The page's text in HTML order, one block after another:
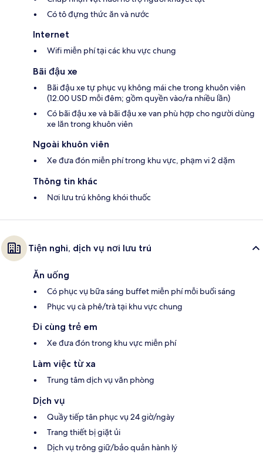
Có tô đựng thức ăn và nước
Internet
Wifi miễn phí tại các khu vực chung
Bãi đậu xe
Bãi đậu xe tự phục vụ không mái che trong khuôn viên
(12.00 USD mỗi đêm; gồm quyền vào/ra nhiều lần)
Có bãi đậu xe và bãi đậu xe van phù hợp cho người dùng
xe lăn trong khuôn viên
Ngoài khuôn viên
Xe đưa đón miễn phí trong khu vực, phạm vi 2 dặm
Thông tin khác
Nơi lưu trú không khói thuốc
Tiện nghi, dịch vụ nơi lưu trú
Ăn uống
Có phục vụ bữa sáng buffet miễn phí mỗi buổi sáng
Phục vụ cà phê/trà tại khu vực chung
Đi cùng trẻ em
Xe đưa đón trong khu vực miễn phí
Làm việc từ xa
Trung tâm dịch vụ văn phòng
Dịch vụ
Quầy tiếp tân phục vụ 24 giờ/ngày
Trang thiết bị giặt ủi
Dịch vụ trông giữ/bảo quản hành lý